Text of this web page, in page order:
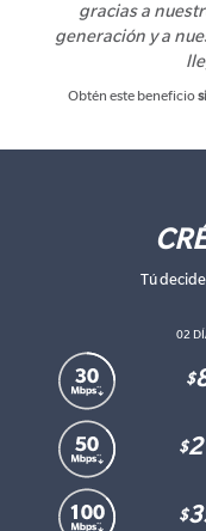
gracias a
generacióny a
Obtén este beneficio
Tú
02
$
$
$